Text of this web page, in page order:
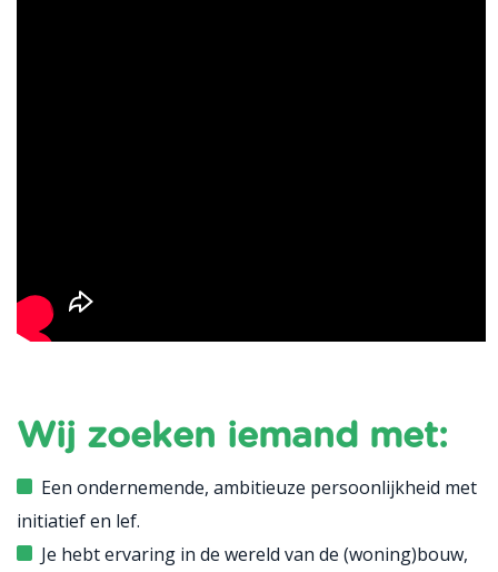
Wij zoeken iemand met:
Een ondernemende, ambitieuze persoonlijkheid met
initiatief en lef.
Je hebt ervaring in de wereld van de (woning)bouw,